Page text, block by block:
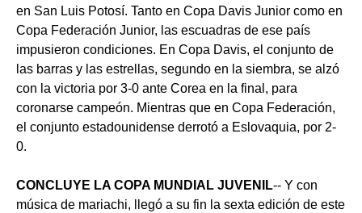
en San Luis Potosí. Tanto en Copa Davis Junior como en
Copa Federación Junior, las escuadras de ese país
impusieron condiciones. En Copa Davis, el conjunto de
las barras y las estrellas, segundo en la siembra, se alzó
con la victoria por 3-0 ante Corea en la final, para
coronarse campeón. Mientras que en Copa Federación,
el conjunto estadounidense derrotó a Eslovaquia, por 2-
0.
CONCLUYE LA COPA MUNDIAL JUVENIL-- Y con
música de mariachi, llegó a su fin la sexta edición de este